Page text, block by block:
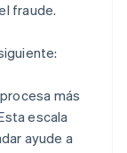
fraude.
más
escala
ayude a